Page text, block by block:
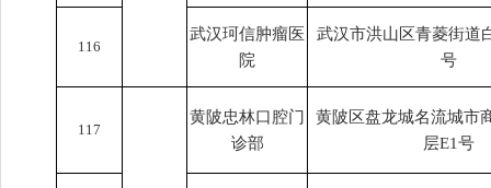
116
武汉珂信肿瘤医
院
武汉市洪山区青菱街道
号
117
黄陂忠林口腔门
诊部
黄陂区盘龙城名流城市
层E1号